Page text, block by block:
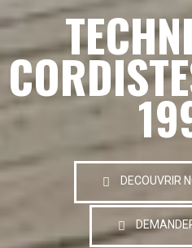
DECOUVRIR